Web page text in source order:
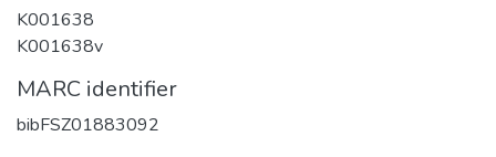
K001638
K001638v
MARC identifier
bibFSZ01883092